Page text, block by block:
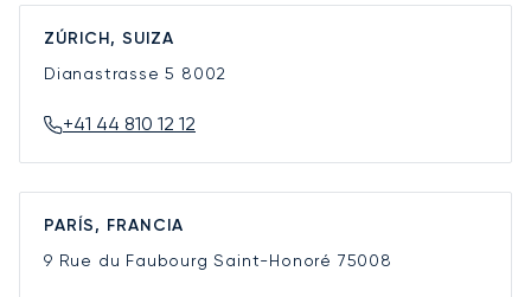
ZÚRICH, SUIZA
Dianastrasse 5 8002
+41 44 810 12 12
PARÍS, FRANCIA
9 Rue du Faubourg Saint-Honoré 75008